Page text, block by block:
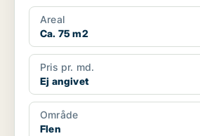
Areal
Ca. 75 m2
Pris pr. md.
Ej angivet
Område
Flen